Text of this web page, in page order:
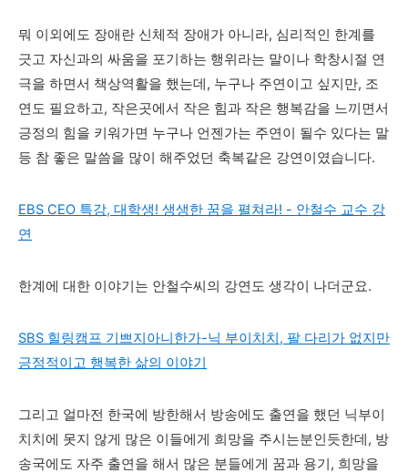
뭐 이외에도 장애란 신체적 장애가 아니라, 심리적인 한계를
긋고 자신과의 싸움을 포기하는 행위라는 말이나 학창시절 연
극을 하면서 책상역활을 했는데, 누구나 주연이고 싶지만, 조
연도 필요하고, 작은곳에서 작은 힘과 작은 행복감을 느끼면서
긍정의 힘을 키워가면 누구나 언젠가는 주연이 될수 있다는 말
등 참 좋은 말씀을 많이 해주었던 축복같은 강연이였습니다.
EBS CEO 특강, 대학생! 생생한 꿈을 펼쳐라! - 안철수 교수 강
연
한계에 대한 이야기는 안철수씨의 강연도 생각이 나더군요.
SBS 힐링캠프 기쁘지아니한가-닉 부이치치, 팔 다리가 없지만
긍정적이고 행복한 삶의 이야기
그리고 얼마전 한국에 방한해서 방송에도 출연을 했던 닉부이
치치에 못지 않게 많은 이들에게 희망을 주시는분인듯한데, 방
송국에도 자주 출연을 해서 많은 분들에게 꿈과 용기, 희망을